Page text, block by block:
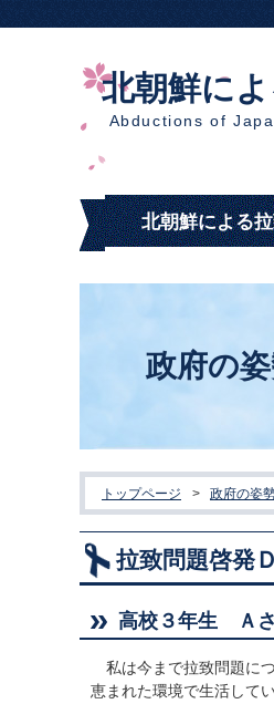
北朝鮮に
Abductions of
北朝鮮による
政府の
トップページ > 政府の姿
拉致問題啓発
高校３年生 Ａ
私は今まで拉致問題に
恵まれた環境で生活して